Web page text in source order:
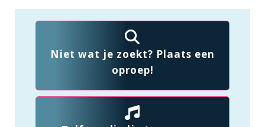
Niet wat je zoekt? Plaats een
oproep!